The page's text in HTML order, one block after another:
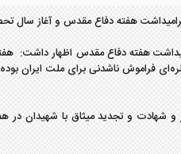
هفته دفاع مقدس و آغاز سال
هفته دفاع مقدس اظهار داشت:
فراموش ناشدنی برای ملت
و شهادت و تجدید میثاق با شهیدان